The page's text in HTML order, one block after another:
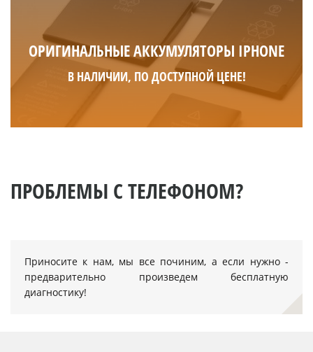
ОРИГИНАЛЬНЫЕ АККУМУЛЯТОРЫ IPHONE
В НАЛИЧИИ, ПО ДОСТУПНОЙ ЦЕНЕ!
ПРОБЛЕМЫ С ТЕЛЕФОНОМ?
Приносите к нам, мы все починим, а если нужно -
предварительно произведем бесплатную
диагностику!